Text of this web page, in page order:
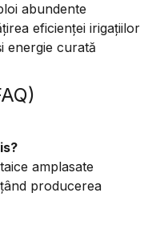
abundente
eficienței irigațiilor
energie curată
amplasate
producerea